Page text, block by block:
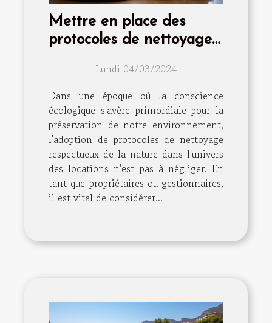
Mettre en place des
protocoles de nettoyage
locationsLundi 04/03/2024
Dans une époque où la conscience
écologique s'avère primordiale pour la
préservation de notre environnement,
l'adoption de protocoles de nettoyage
respectueux de la nature dans l'univers
des locations n'est pas à négliger. En
tant que propriétaires ou gestionnaires,
il est vital de considérer...